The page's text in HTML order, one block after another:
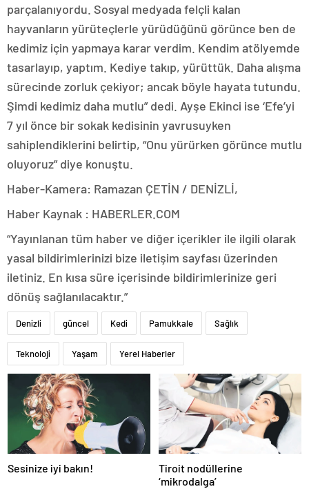
parçalanıyordu. Sosyal medyada felçli kalan
hayvanların yürüteçlerle yürüdüğünü görünce ben de
kedimiz için yapmaya karar verdim. Kendim atölyemde
tasarlayıp, yaptım. Kediye takıp, yürüttük. Daha alışma
sürecinde zorluk çekiyor; ancak böyle hayata tutundu.
Şimdi kedimiz daha mutlu” dedi. Ayşe Ekinci ise ‘Efe’yi
7 yıl önce bir sokak kedisinin yavrusuyken
sahiplendiklerini belirtip, “Onu yürürken görünce mutlu
oluyoruz” diye konuştu.
Haber-Kamera: Ramazan ÇETİN / DENİZLİ,
Haber Kaynak : HABERLER.COM
“Yayınlanan tüm haber ve diğer içerikler ile ilgili olarak
yasal bildirimlerinizi bize iletişim sayfası üzerinden
iletiniz. En kısa süre içerisinde bildirimlerinize geri
dönüş sağlanılacaktır.”
Denizli güncel Kedi Pamukkale Sağlık
Teknoloji Yaşam Yerel Haberler
Sesinize iyi bakın!
Tiroit nodüllerine
‘mikrodalga’